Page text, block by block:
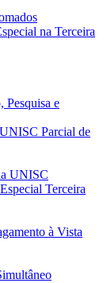
na Terceira
Pesquisa e
Parcial de
UNISC
Terceira
à Vista